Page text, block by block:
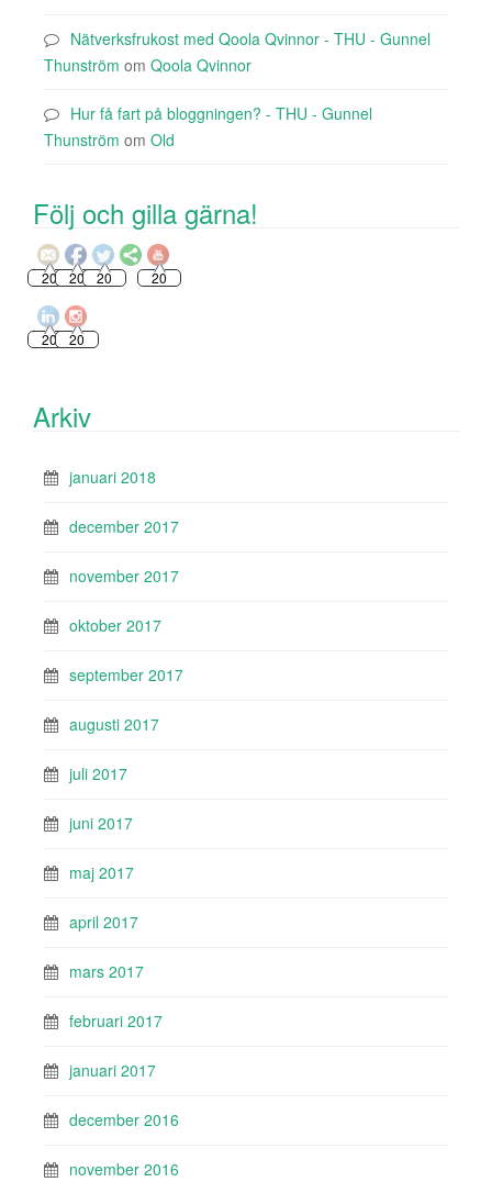
Nätverksfrukost med Qoola Qvinnor - THU - Gunnel
Thunström om Qoola Qvinnor
Hur få fart på bloggningen? - THU - Gunnel
Thunström om Old
Följ och gilla gärna!
20 20 20 20
20 20
Arkiv
januari 2018
december 2017
november 2017
oktober 2017
september 2017
augusti 2017
juli 2017
juni 2017
maj 2017
april 2017
mars 2017
februari 2017
januari 2017
december 2016
november 2016